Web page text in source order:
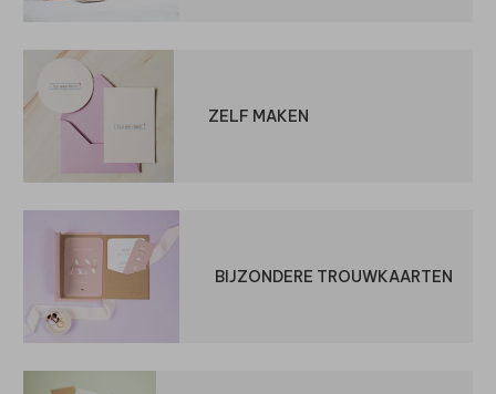
ZELF MAKEN
BIJZONDERE TROUWKAARTEN